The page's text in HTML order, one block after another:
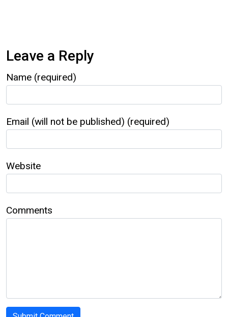
Leave a Reply
Name (required)
Email (will not be published) (required)
Website
Comments